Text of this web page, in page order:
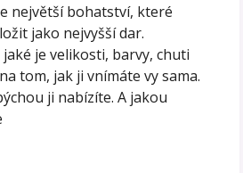
největší bohatství, které
jako nejvyšší dar.
je velikosti, barvy, chuti
tom, jak ji vnímáte vy sama.
ji nabízíte. A jakou